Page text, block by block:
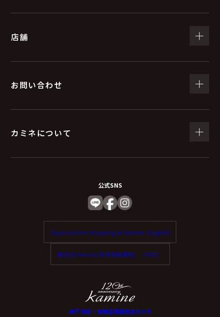
店舗
お問い合わせ
カミネについて
公式SNS
Enjoy tax-free shopping at Kamine. (English)
歡迎在 Kamine 享受免稅購物。（中文）
神戸 時計・宝飾正規販売店カミネ